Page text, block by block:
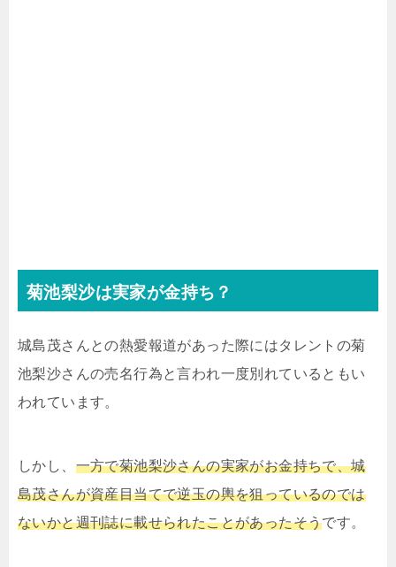
菊池梨沙は実家が金持ち？
城島茂さんとの熱愛報道があった際にはタレントの菊
池梨沙さんの売名行為と言われ一度別れているともい
われています。
しかし、 一方で菊池梨沙さんの実家がお金持ちで、城
島茂さんが資産目当てで逆玉の輿を狙っているのでは
ないかと週刊誌に載せられたことがあったそうです。